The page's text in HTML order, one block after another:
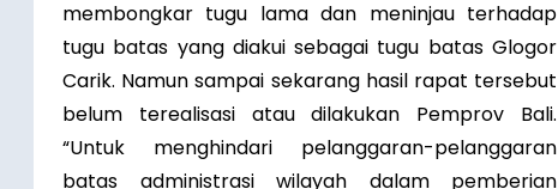
membongkar tugu lama dan meninjau terhadap
tugu batas yang diakui sebagai tugu batas Glogor
Carik. Namun sampai sekarang hasil rapat tersebut
belum terealisasi atau dilakukan Pemprov Bali.
“Untuk menghindari pelanggaran-pelanggaran
batas administrasi wilayah dalam pemberian